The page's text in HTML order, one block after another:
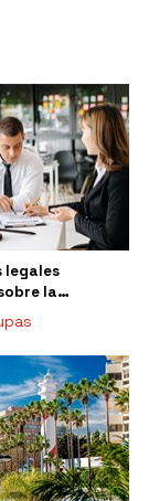
legales
la